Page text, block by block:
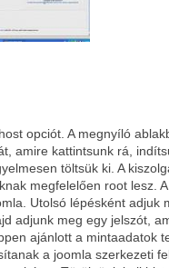
opciót. A megnyíló
amire kattintsunk rá,
töltsük ki. A
megfelelően root lesz.
Utolsó lépésként adjuk
adjunk meg egy jelszót,
ajánlott a mintaadatok
a joomla szerkezeti